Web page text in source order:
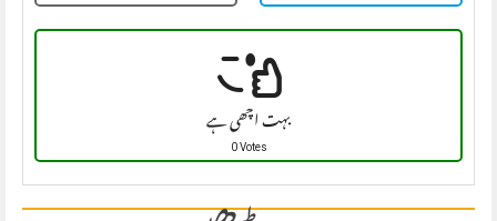
بہت اچھی ہے
0 Votes